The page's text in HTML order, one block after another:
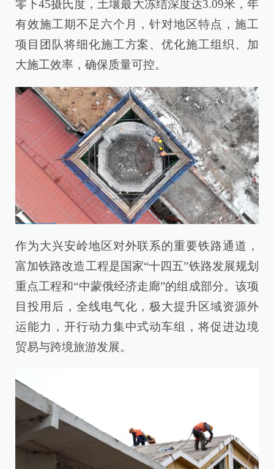
零下45摄氏度，土壤最大冻结深度达3.09米，年
有效施工期不足六个月，针对地区特点，施工
项目团队将细化施工方案、优化施工组织、加
大施工效率，确保质量可控。
作为大兴安岭地区对外联系的重要铁路通道，
富加铁路改造工程是国家“十四五”铁路发展规划
重点工程和“中蒙俄经济走廊”的组成部分。该项
目投用后，全线电气化，极大提升区域资源外
运能力，开行动力集中式动车组，将促进边境
贸易与跨境旅游发展。